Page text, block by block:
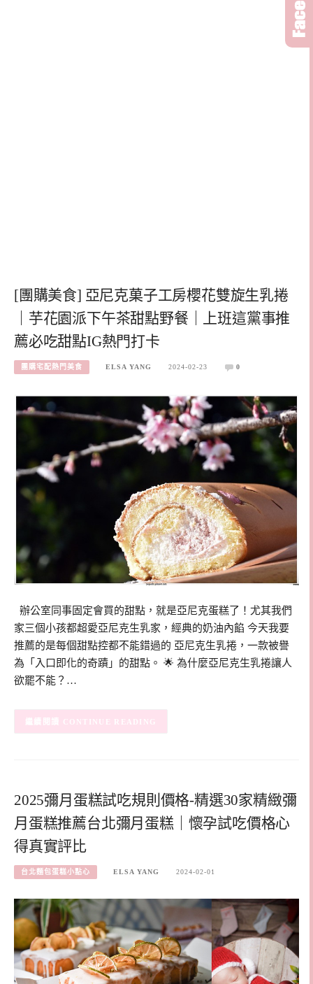
[團購美食] 亞尼克菓子工房櫻花雙旋生乳捲
｜芋花園派下午茶甜點野餐｜上班這黨事推
薦必吃甜點IG熱門打卡
團購宅配熱門美食 ELSA YANG 2024-02-23 0
辦公室同事固定會買的甜點，就是亞尼克蛋糕了！尤其我們
家三個小孩都超愛亞尼克生乳家，經典的奶油內餡 今天我要
推薦的是每個甜點控都不能錯過的 亞尼克生乳捲，一款被譽
為「入口即化的奇蹟」的甜點。 🌟 為什麼亞尼克生乳捲讓人
欲罷不能？…
CONTINUE READING
2025彌月蛋糕試吃規則價格-精選30家精緻彌
月蛋糕推薦台北彌月蛋糕｜懷孕試吃價格心
得真實評比
台北麵包蛋糕小點心 ELSA YANG 2024-02-01